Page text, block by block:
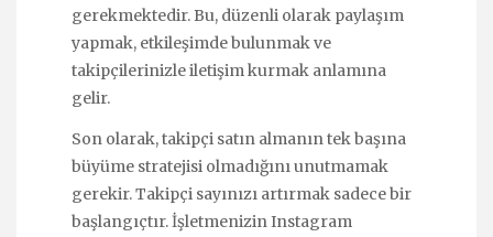
gerekmektedir. Bu, düzenli olarak paylaşım
yapmak, etkileşimde bulunmak ve
takipçilerinizle iletişim kurmak anlamına
gelir.
Son olarak, takipçi satın almanın tek başına
büyüme stratejisi olmadığını unutmamak
gerekir. Takipçi sayınızı artırmak sadece bir
başlangıçtır. İşletmenizin Instagram